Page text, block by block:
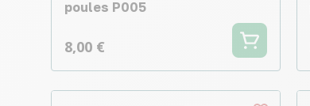
poules P005
8,00 €